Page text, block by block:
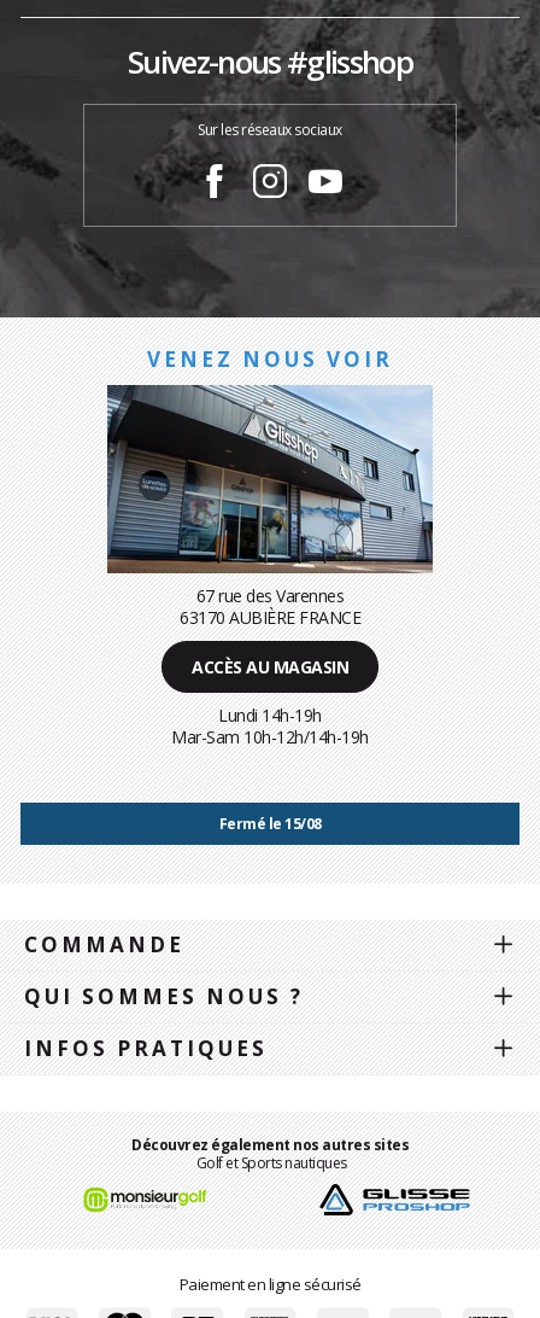
Suivez-nous #glisshop
Sur les réseaux sociaux
VENEZ NOUS VOIR
67 rue des Varennes
63170 AUBIÈRE FRANCE
ACCÈS AU MAGASIN
Lundi 14h-19h
Mar-Sam 10h-12h/14h-19h
Fermé le 15/08
COMMANDE
QUI SOMMES NOUS ?
INFOS PRATIQUES
Découvrez également nos autres sites
Golf et Sports nautiques
Paiement en ligne sécurisé